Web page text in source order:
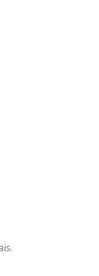
E Portugal 2026